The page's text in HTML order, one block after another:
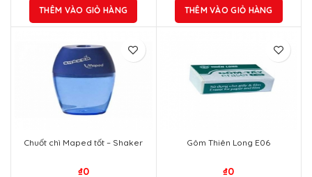
THÊM VÀO GIỎ HÀNG THÊM VÀO GIỎ HÀNG
Chuốt chì Maped tốt – Shaker
₫0
Gôm Thiên Long E06
₫0